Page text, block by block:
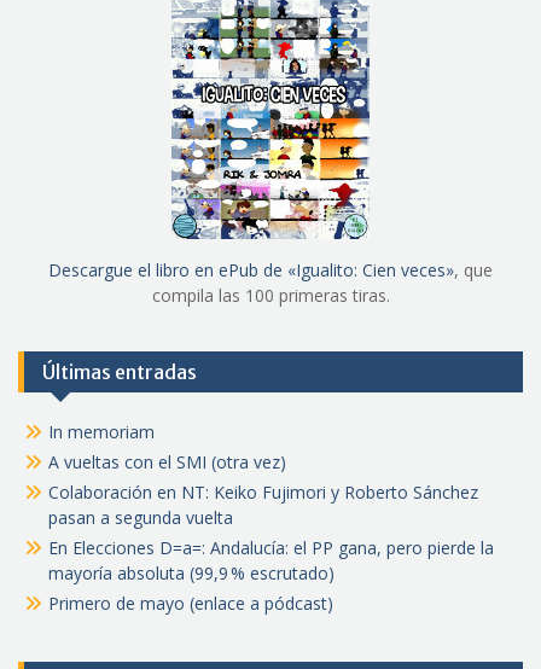
Descargue el libro en ePub de «Igualito: Cien veces», que
compila las 100 primeras tiras.
Últimas entradas
In memoriam
A vueltas con el SMI (otra vez)
Colaboración en NT: Keiko Fujimori y Roberto Sánchez
pasan a segunda vuelta
En Elecciones D=a=: Andalucía: el PP gana, pero pierde la
mayoría absoluta (99,9 % escrutado)
Primero de mayo (enlace a pódcast)